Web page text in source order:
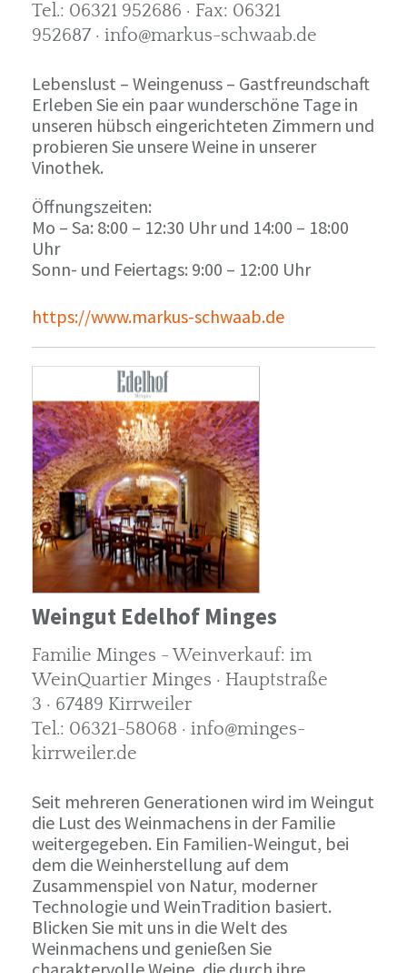
Tel.: 06321 952686 · Fax: 06321
952687 · info@markus-schwaab.de
Lebenslust – Weingenuss – Gastfreundschaft
Erleben Sie ein paar wunderschöne Tage in
unseren hübsch eingerichteten Zimmern und
probieren Sie unsere Weine in unserer
Vinothek.
Öffnungszeiten:
Mo – Sa: 8:00 – 12:30 Uhr und 14:00 – 18:00
Uhr
Sonn- und Feiertags: 9:00 – 12:00 Uhr
https://www.markus-schwaab.de
Weingut Edelhof Minges
Familie Minges - Weinverkauf: im
WeinQuartier Minges · Hauptstraße
3 · 67489 Kirrweiler
Tel.: 06321-58068 · info@minges-
kirrweiler.de
Seit mehreren Generationen wird im Weingut
die Lust des Weinmachens in der Familie
weitergegeben. Ein Familien-Weingut, bei
dem die Weinherstellung auf dem
Zusammenspiel von Natur, moderner
Technologie und WeinTradition basiert.
Blicken Sie mit uns in die Welt des
Weinmachens und genießen Sie